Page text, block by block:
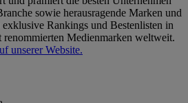
sowie herausragende Marken und
Rankings und Bestenlisten in
renommierten Medienmarken weltweit.
unserer Website.